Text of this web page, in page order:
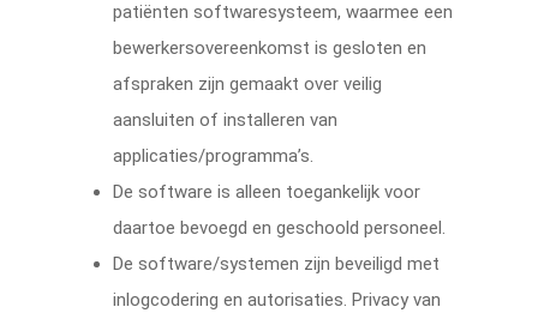
patiënten softwaresysteem, waarmee een
bewerkersovereenkomst is gesloten en
afspraken zijn gemaakt over veilig
aansluiten of installeren van
applicaties/programma’s.
De software is alleen toegankelijk voor
daartoe bevoegd en geschoold personeel.
De software/systemen zijn beveiligd met
inlogcodering en autorisaties. Privacy van